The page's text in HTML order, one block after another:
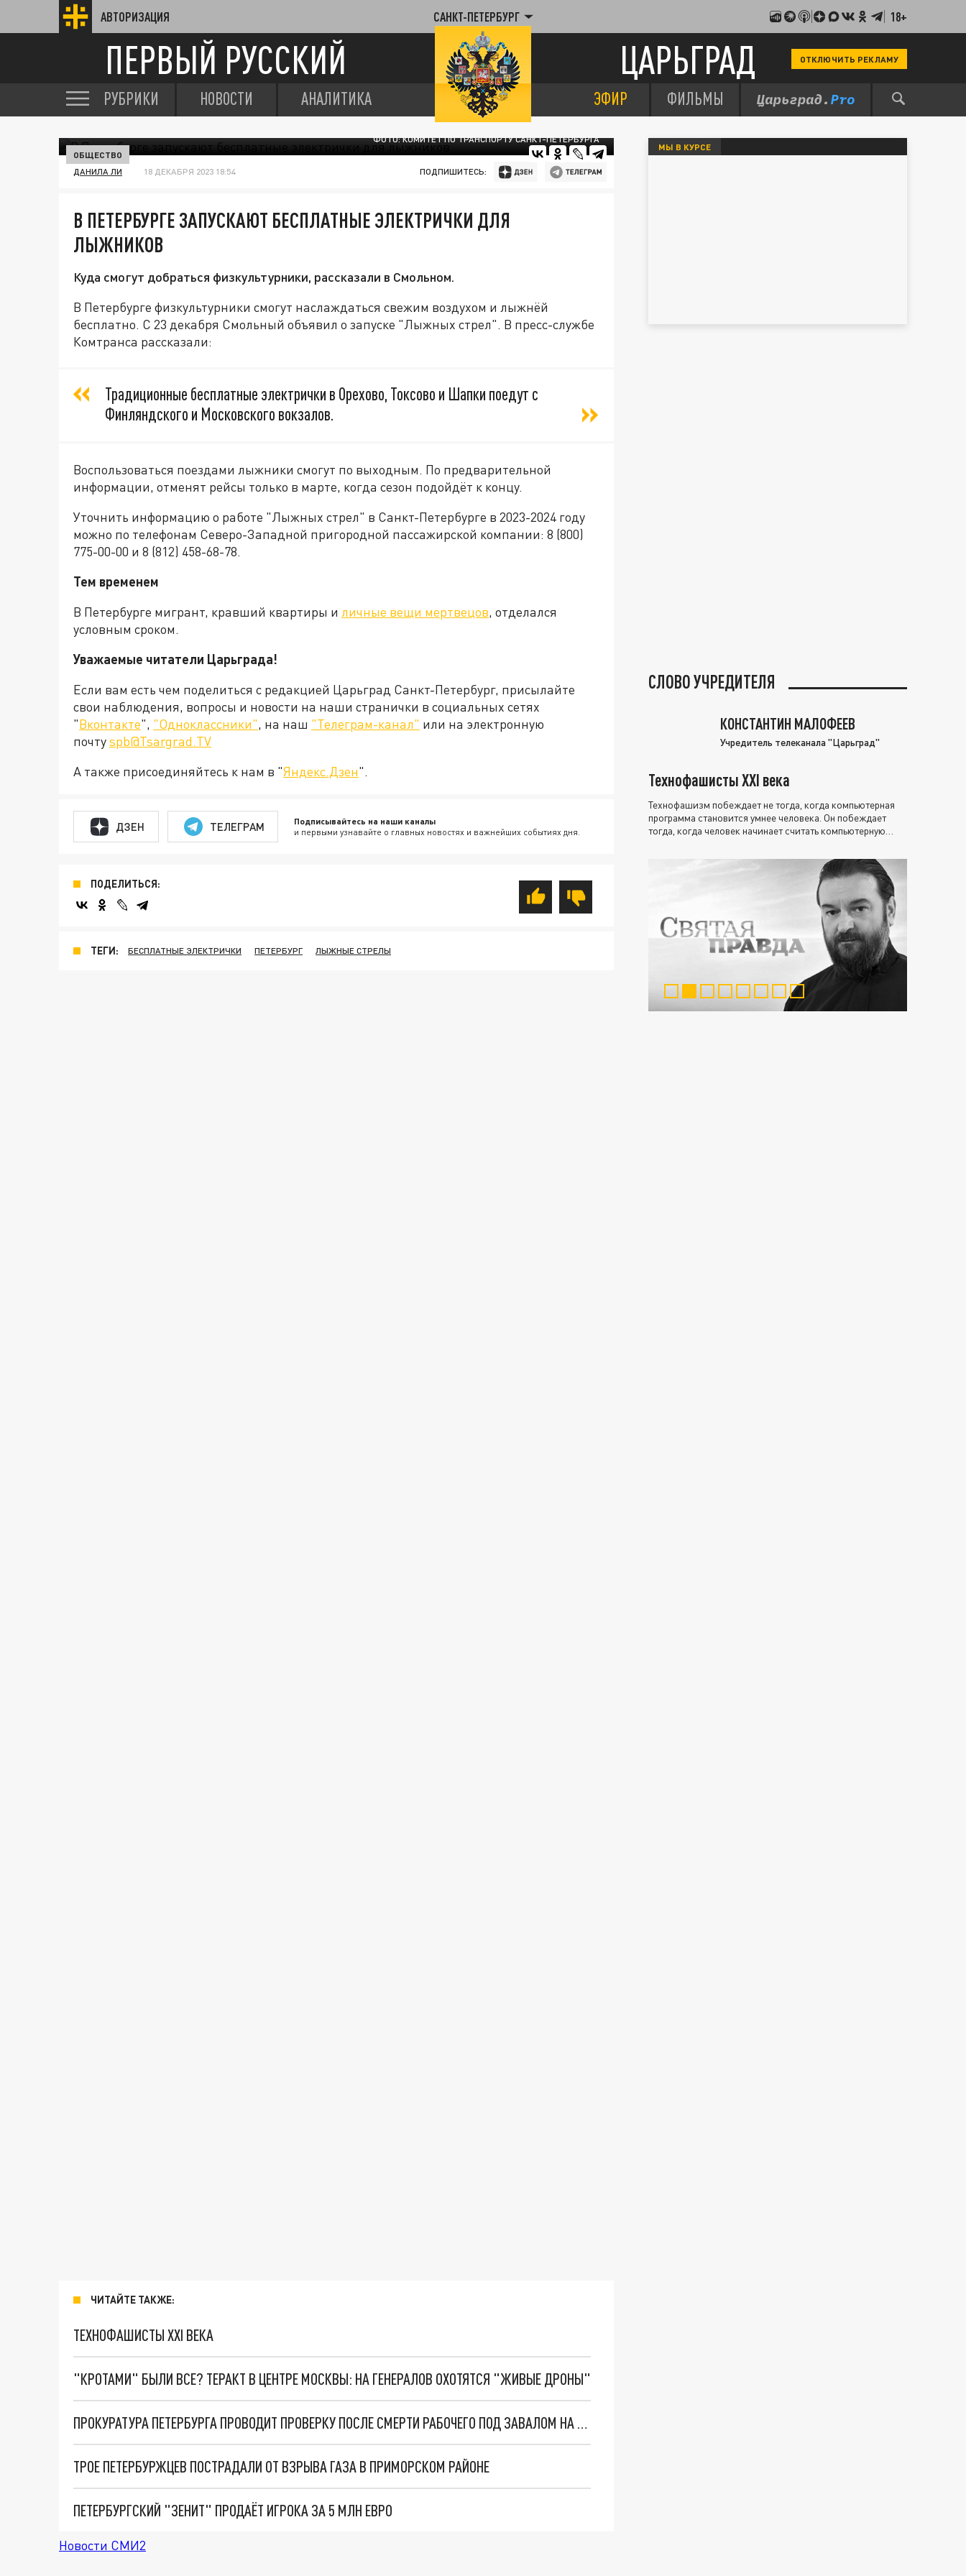
АВТОРИЗАЦИЯ САНКТ-ПЕТЕРБУРГ 18+
ПЕРВЫЙ РУССКИЙ ЦАРЬГРАД ОТКЛЮЧИТЬ РЕКЛАМУ
РУБРИКИ НОВОСТИ АНАЛИТИКА ЭФИР ФИЛЬМЫ
ФОТО: КОМИТЕТ ПО ТРАНСПОРТУ САНКТ-ПЕТЕРБУРГА
ОБЩЕСТВО
ДАНИЛА ЛИ 18 ДЕКАБРЯ 2023 18:54 ПОДПИШИТЕСЬ:
В ПЕТЕРБУРГЕ ЗАПУСКАЮТ БЕСПЛАТНЫЕ ЭЛЕКТРИЧКИ ДЛЯ
ЛЫЖНИКОВ
Куда смогут добраться физкультурники, рассказали в Смольном.
В Петербурге физкультурники смогут наслаждаться свежим воздухом и лыжнёй
бесплатно. С 23 декабря Смольный объявил о запуске "Лыжных стрел". В пресс-службе
Комтранса рассказали:
Традиционные бесплатные электрички в Орехово, Токсово и Шапки поедут с
Финляндского и Московского вокзалов.
Воспользоваться поездами лыжники смогут по выходным. По предварительной
информации, отменят рейсы только в марте, когда сезон подойдёт к концу.
Уточнить информацию о работе "Лыжных стрел" в Санкт-Петербурге в 2023-2024 году
можно по телефонам Северо-Западной пригородной пассажирской компании: 8 (800)
775-00-00 и 8 (812) 458-68-78.
Тем временем
В Петербурге мигрант, кравший квартиры и личные вещи мертвецов, отделался
условным сроком.
Уважаемые читатели Царьграда!
Если вам есть чем поделиться с редакцией Царьград Санкт-Петербург, присылайте
свои наблюдения, вопросы и новости на наши странички в социальных сетях
"Вконтакте", "Одноклассники", на наш "Телеграм-канал" или на электронную
почтуspb@Tsargrad.TV
А также присоединяйтесь к нам в "Яндекс.Дзен".
ДЗЕН ТЕЛЕГРАМ Подписывайтесь на наши каналы
и первыми узнавайте о главных новостях и важнейших событиях дня.
ПОДЕЛИТЬСЯ:
ТЕГИ: БЕСПЛАТНЫЕ ЭЛЕКТРИЧКИ ПЕТЕРБУРГ ЛЫЖНЫЕ СТРЕЛЫ
ЧИТАЙТЕ ТАКЖЕ:
ТЕХНОФАШИСТЫ XXI ВЕКА
"КРОТАМИ" БЫЛИ ВСЕ? ТЕРАКТ В ЦЕНТРЕ МОСКВЫ: НА ГЕНЕРАЛОВ ОХОТЯТСЯ "ЖИВЫЕ ДРОНЫ"
ПРОКУРАТУРА ПЕТЕРБУРГА ПРОВОДИТ ПРОВЕРКУ ПОСЛЕ СМЕРТИ РАБОЧЕГО ПОД ЗАВАЛОМ НА СТРОЙКЕ
ТРОЕ ПЕТЕРБУРЖЦЕВ ПОСТРАДАЛИ ОТ ВЗРЫВА ГАЗА В ПРИМОРСКОМ РАЙОНЕ
ПЕТЕРБУРГСКИЙ "ЗЕНИТ" ПРОДАЁТ ИГРОКА ЗА 5 МЛН ЕВРО
Новости СМИ2
МЫ В КУРСЕ
СЛОВО УЧРЕДИТЕЛЯ
КОНСТАНТИН МАЛОФЕЕВ
Учредитель телеканала "Царьград"
Технофашисты XXI века
Технофашизм побеждает не тогда, когда компьютерная
программа становится умнее человека. Он побеждает
тогда, когда человек начинает считать компьютерную